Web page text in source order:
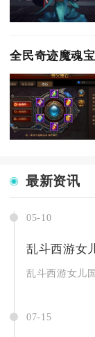
全民奇迹魔魂
最新资讯
05-10
乱斗西游女儿
07-15